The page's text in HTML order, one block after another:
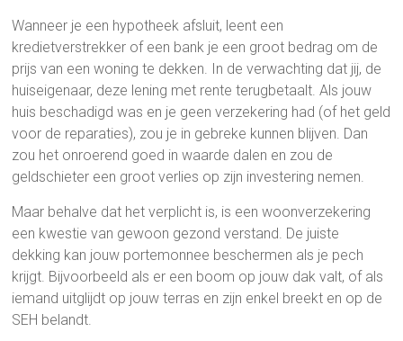
Wanneer je een hypotheek afsluit, leent een
kredietverstrekker of een bank je een groot bedrag om de
prijs van een woning te dekken. In de verwachting dat jij, de
huiseigenaar, deze lening met rente terugbetaalt. Als jouw
huis beschadigd was en je geen verzekering had (of het geld
voor de reparaties), zou je in gebreke kunnen blijven. Dan
zou het onroerend goed in waarde dalen en zou de
geldschieter een groot verlies op zijn investering nemen.
Maar behalve dat het verplicht is, is een woonverzekering
een kwestie van gewoon gezond verstand. De juiste
dekking kan jouw portemonnee beschermen als je pech
krijgt. Bijvoorbeeld als er een boom op jouw dak valt, of als
iemand uitglijdt op jouw terras en zijn enkel breekt en op de
SEH belandt.